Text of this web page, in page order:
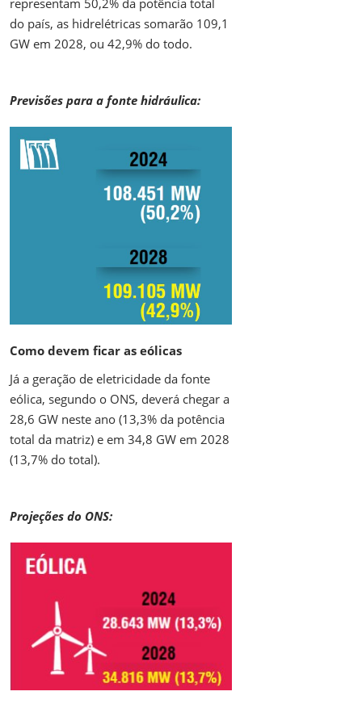
do país, as hidrelétricas somarão 109,1
GW em 2028, ou 42,9% do todo.
Previsões para a fonte hidráulica:
Como devem ficar as eólicas
Já a geração de eletricidade da fonte
eólica, segundo o ONS, deverá chegar a
28,6 GW neste ano (13,3% da potência
total da matriz) e em 34,8 GW em 2028
(13,7% do total).
Projeções do ONS: